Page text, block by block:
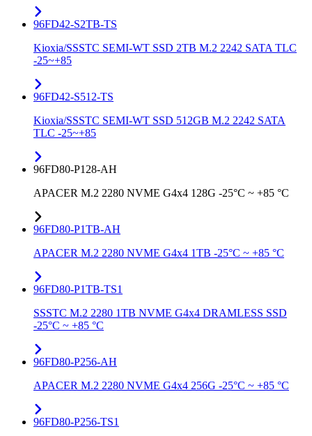
96FD42-S2TB-TS
Kioxia/SSSTC SEMI-WT SSD 2TB M.2 2242 SATA TLC
-25~+85
96FD42-S512-TS
Kioxia/SSSTC SEMI-WT SSD 512GB M.2 2242 SATA
TLC -25~+85
96FD80-P128-AH
APACER M.2 2280 NVME G4x4 128G -25°C ~ +85 °C
96FD80-P1TB-AH
APACER M.2 2280 NVME G4x4 1TB -25°C ~ +85 °C
96FD80-P1TB-TS1
SSSTC M.2 2280 1TB NVME G4x4 DRAMLESS SSD
-25°C ~ +85 °C
96FD80-P256-AH
APACER M.2 2280 NVME G4x4 256G -25°C ~ +85 °C
96FD80-P256-TS1